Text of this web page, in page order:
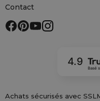
Contact
4.9
Basé
Achats sécurisés avec SSL